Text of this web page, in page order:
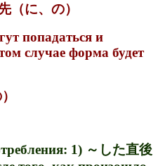
（に、の）
попадаться и
случае форма будет
1) ～した直後